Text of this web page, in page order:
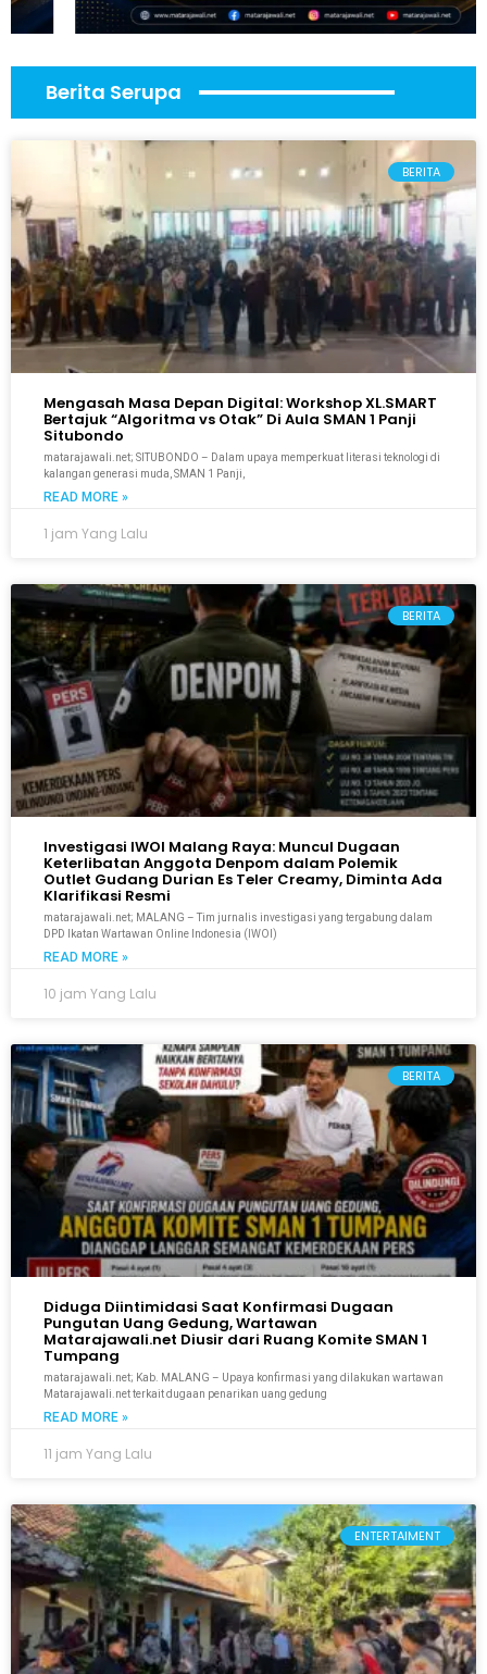
Berita Serupa
BERITA
Mengasah Masa Depan Digital: Workshop XL.SMART
Bertajuk “Algoritma vs Otak” Di Aula SMAN 1 Panji
Situbondo
matarajawali.net; SITUBONDO – Dalam upaya memperkuat literasi teknologi di
kalangan generasi muda, SMAN 1 Panji,
READ MORE »
1 jam Yang Lalu
BERITA
Investigasi IWOI Malang Raya: Muncul Dugaan
Keterlibatan Anggota Denpom dalam Polemik
Outlet Gudang Durian Es Teler Creamy, Diminta Ada
Klarifikasi Resmi
matarajawali.net; MALANG – Tim jurnalis investigasi yang tergabung dalam
DPD Ikatan Wartawan Online Indonesia (IWOI)
READ MORE »
10 jam Yang Lalu
BERITA
Diduga Diintimidasi Saat Konfirmasi Dugaan
Pungutan Uang Gedung, Wartawan
Matarajawali.net Diusir dari Ruang Komite SMAN 1
Tumpang
matarajawali.net; Kab. MALANG – Upaya konfirmasi yang dilakukan wartawan
Matarajawali.net terkait dugaan penarikan uang gedung
READ MORE »
11 jam Yang Lalu
ENTERTAIMENT